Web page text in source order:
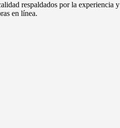
respaldados por la
en línea.